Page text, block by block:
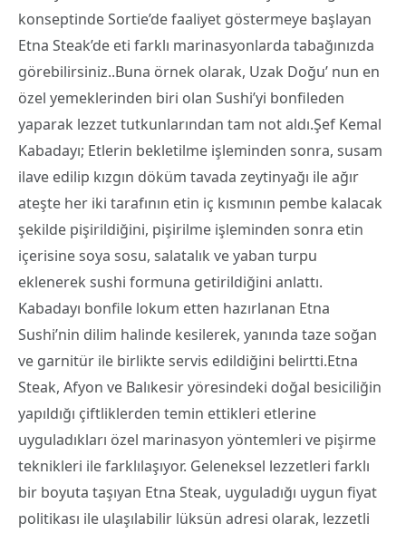
konseptinde Sortie’de faaliyet göstermeye başlayan
Etna Steak’de eti farklı marinasyonlarda tabağınızda
görebilirsiniz..Buna örnek olarak, Uzak Doğu’ nun en
özel yemeklerinden biri olan Sushi’yi bonfileden
yaparak lezzet tutkunlarından tam not aldı.Şef Kemal
Kabadayı; Etlerin bekletilme işleminden sonra, susam
ilave edilip kızgın döküm tavada zeytinyağı ile ağır
ateşte her iki tarafının etin iç kısmının pembe kalacak
şekilde pişirildiğini, pişirilme işleminden sonra etin
içerisine soya sosu, salatalık ve yaban turpu
eklenerek sushi formuna getirildiğini anlattı.
Kabadayı bonfile lokum etten hazırlanan Etna
Sushi’nin dilim halinde kesilerek, yanında taze soğan
ve garnitür ile birlikte servis edildiğini belirtti.Etna
Steak, Afyon ve Balıkesir yöresindeki doğal besiciliğin
yapıldığı çiftliklerden temin ettikleri etlerine
uyguladıkları özel marinasyon yöntemleri ve pişirme
teknikleri ile farklılaşıyor. Geleneksel lezzetleri farklı
bir boyuta taşıyan Etna Steak, uyguladığı uygun fiyat
politikası ile ulaşılabilir lüksün adresi olarak, lezzetli